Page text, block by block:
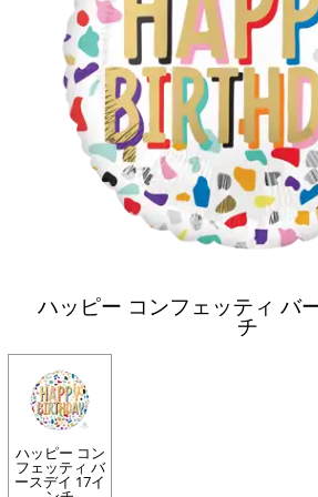
ハッピー コンフェッティ バ
チ
ハッピー コン
フェッティ バ
ースデイ 17イ